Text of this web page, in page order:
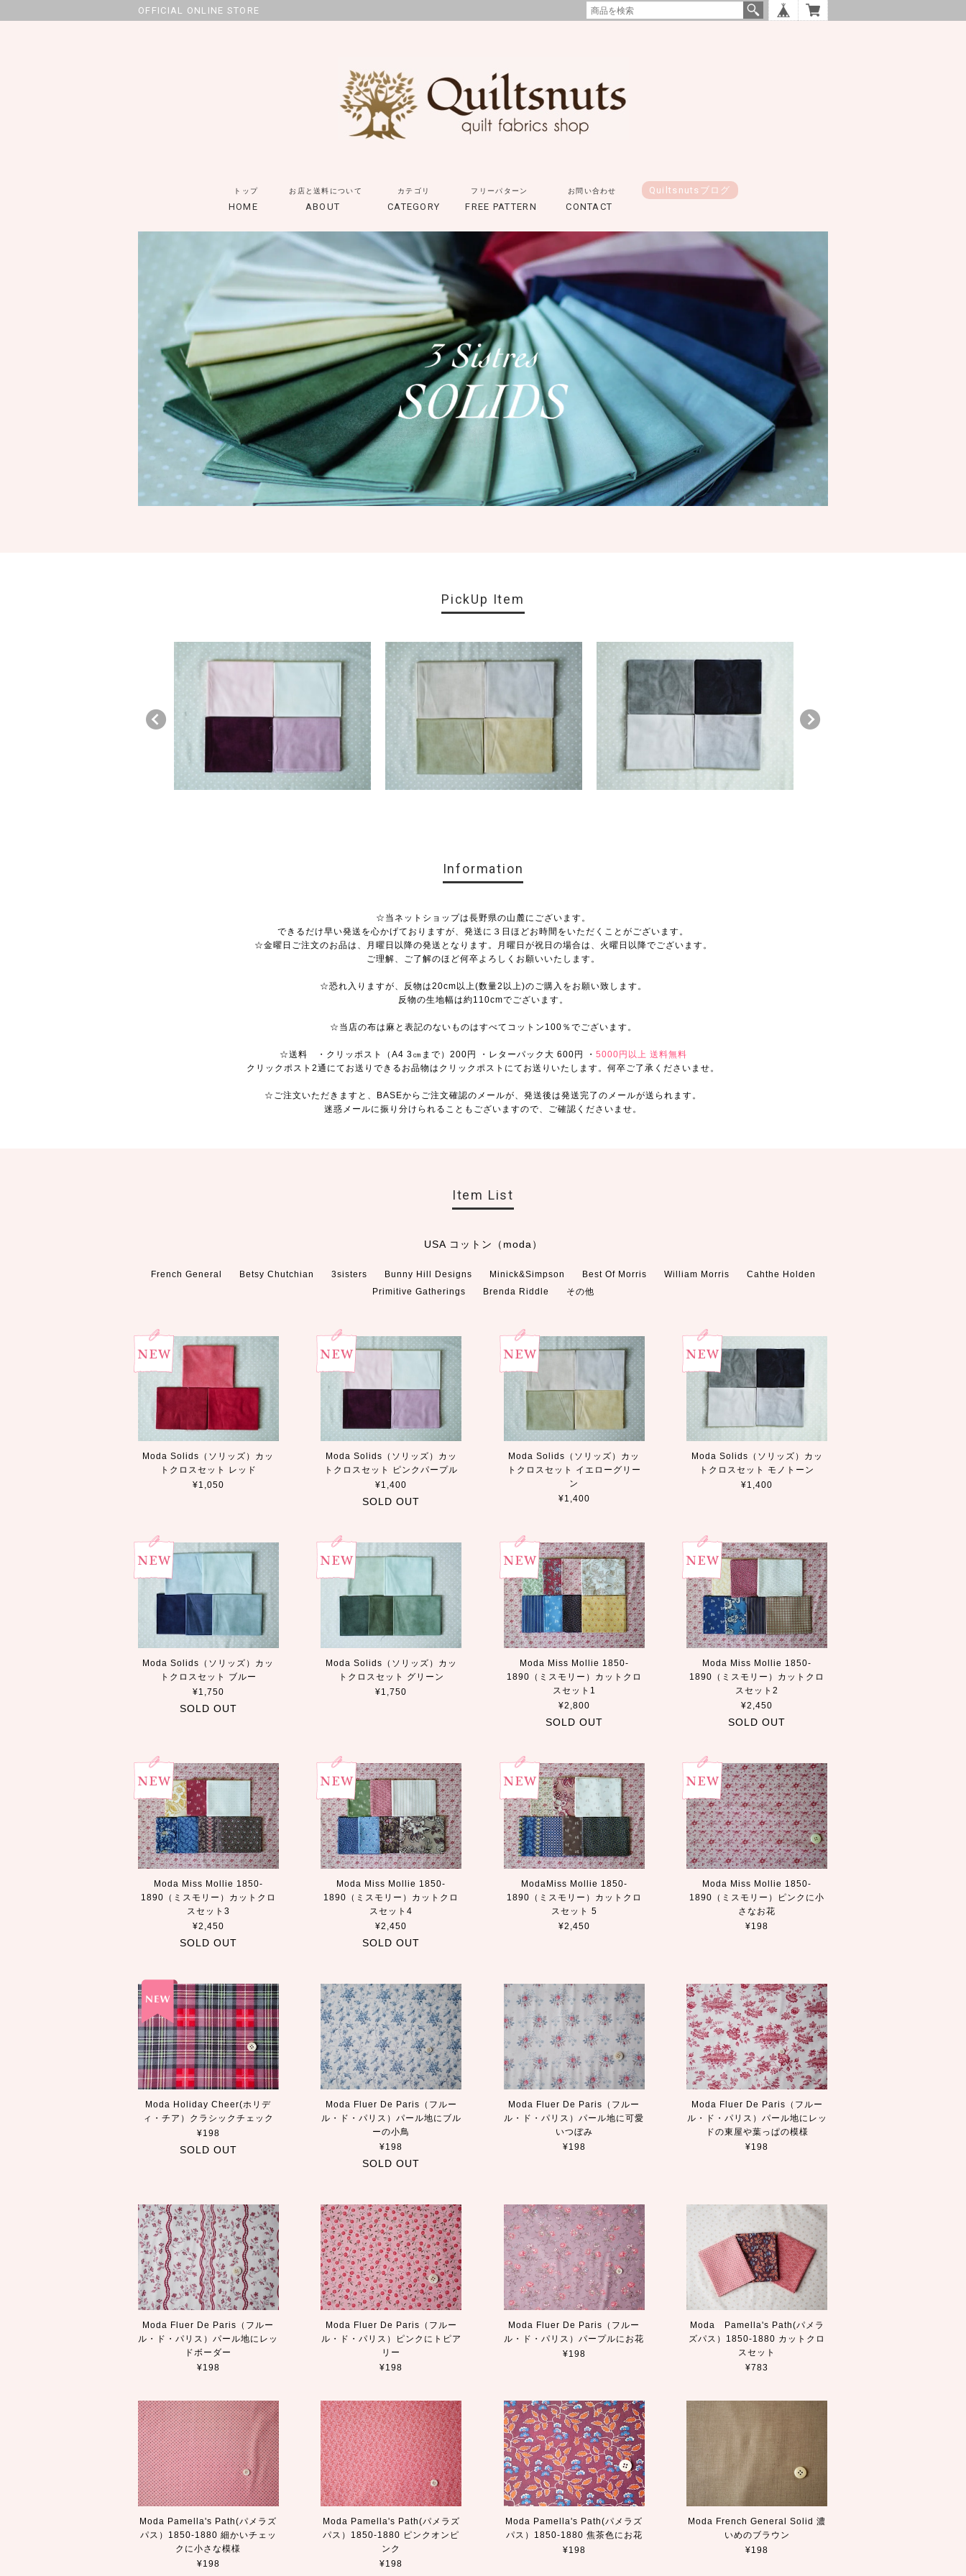
OFFICIAL ONLINE STORE
トップ
HOME
お店と送料について
ABOUT
カテゴリ
CATEGORY
フリーパターン
FREE PATTERN
お問い合わせ
CONTACT
Quiltsnutsブログ
PickUp Item
Information
☆当ネットショップは長野県の山麓にございます。
できるだけ早い発送を心かげておりますが、発送に３日ほどお時間をいただくことがございます。
☆金曜日ご注文のお品は、月曜日以降の発送となります。月曜日が祝日の場合は、火曜日以降でございます。
ご理解、ご了解のほど何卒よろしくお願いいたします。
☆恐れ入りますが、反物は20cm以上(数量2以上)のご購入をお願い致します。
反物の生地幅は約110cmでございます。
☆当店の布は麻と表記のないものはすべてコットン100％でございます。
☆送料 ・クリッポスト（A4 3㎝まで）200円 ・レターパック大 600円 ・ 5000円以上 送料無料
クリックポスト2通にてお送りできるお品物はクリックポストにてお送りいたします。何卒ご了承くださいませ。
☆ご注文いただきますと、BASEからご注文確認のメールが、発送後は発送完了のメールが送られます。
迷惑メールに振り分けられることもございますので、ご確認くださいませ。
Item List
USA コットン（moda）
French General Betsy Chutchian 3sisters Bunny Hill Designs Minick&Simpson Best Of Morris William Morris
Cahthe Holden
Primitive Gatherings
Brenda Riddle その他
Moda Solids（ソリッズ）カッ
トクロスセット レッド
¥1,050
Moda Solids（ソリッズ）カッ
トクロスセット ピンクパープル
¥1,400
SOLD OUT
Moda Solids（ソリッズ）カッ
トクロスセット イエローグリー
ン
¥1,400
Moda Solids（ソリッズ）カッ
トクロスセット モノトーン
¥1,400
Moda Solids（ソリッズ）カッ
トクロスセット ブルー
¥1,750
SOLD OUT
Moda Solids（ソリッズ）カッ
トクロスセット グリーン
¥1,750
Moda Miss Mollie 1850-
1890（ミスモリー）カットクロ
スセット1
¥2,800
SOLD OUT
Moda Miss Mollie 1850-
1890（ミスモリー）カットクロ
スセット2
¥2,450
SOLD OUT
Moda Miss Mollie 1850-
1890（ミスモリー）カットクロ
スセット3
¥2,450
SOLD OUT
Moda Miss Mollie 1850-
1890（ミスモリー）カットクロ
スセット4
¥2,450
SOLD OUT
ModaMiss Mollie 1850-
1890（ミスモリー）カットクロ
スセット 5
¥2,450
Moda Miss Mollie 1850-
1890（ミスモリー）ピンクに小
さなお花
¥198
Moda Holiday Cheer(ホリデ
ィ・チア）クラシックチェック
¥198
SOLD OUT
Moda Fluer De Paris（フルー
ル・ド・パリス）パール地にブル
ーの小鳥
¥198
SOLD OUT
Moda Fluer De Paris（フルー
ル・ド・パリス）パール地に可愛
いつぼみ
¥198
Moda Fluer De Paris（フルー
ル・ド・パリス）パール地にレッ
ドの東屋や葉っぱの模様
¥198
Moda Fluer De Paris（フルー
ル・ド・パリス）パール地にレッ
ドボーダー
¥198
Moda Fluer De Paris（フルー
ル・ド・パリス）ピンクにトピア
リー
¥198
Moda Fluer De Paris（フルー
ル・ド・パリス）パープルにお花
¥198
Moda Pamella's Path(パメラ
ズパス）1850-1880 カットクロ
スセット
¥783
Moda Pamella's Path(パメラズ
パス）1850-1880 細かいチェッ
クに小さな模様
¥198
Moda Pamella's Path(パメラズ
パス）1850-1880 ピンクオンピ
ンク
¥198
Moda Pamella's Path(パメラズ
パス）1850-1880 焦茶色にお花
¥198
Moda French General Solid 濃
いめのブラウン
¥198